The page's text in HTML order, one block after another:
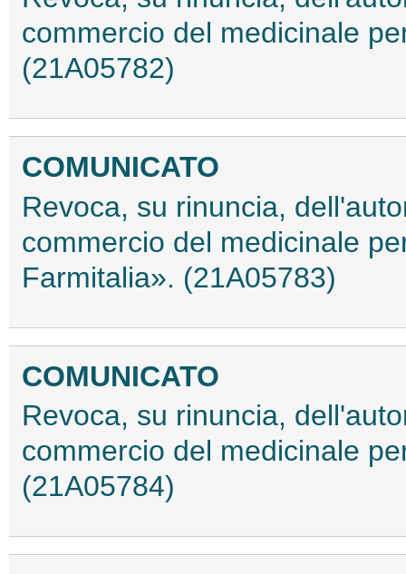
commercio del medicinale
(21A05782)
COMUNICATO
Revoca, su rinuncia,
commercio del medicinale
Farmitalia». (21A05783)
COMUNICATO
Revoca, su rinuncia,
commercio del medicinale
(21A05784)